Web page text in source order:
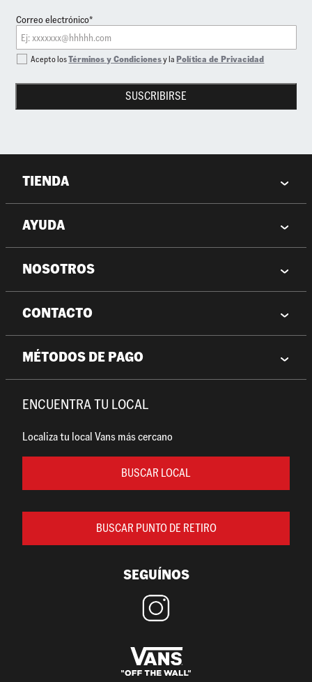
Correo electrónico*
SUSCRIBIRSE
Acepto losTérminos y Condicionesy laPolítica de Privacidad
TIENDA
AYUDA
NOSOTROS
CONTACTO
MÉTODOS DE PAGO
ENCUENTRA TU LOCAL
Localiza tu local Vans más cercano
BUSCAR LOCAL
BUSCAR PUNTO DE RETIRO
SEGUÍNOS